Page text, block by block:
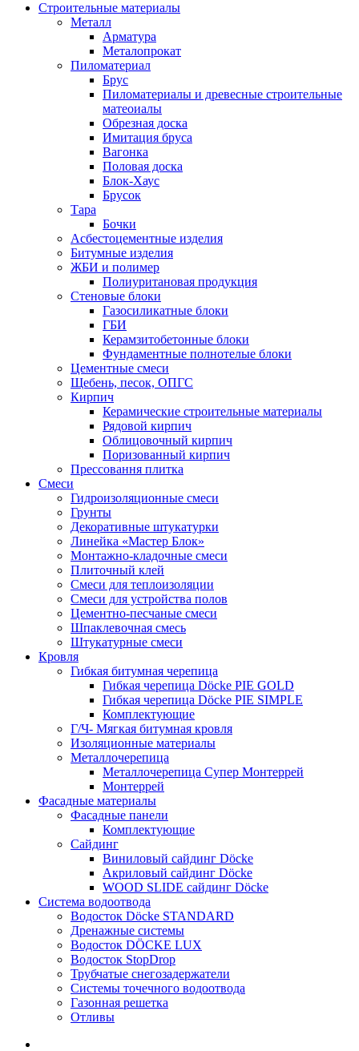
Строительные материалы
Металл
Арматура
Металопрокат
Пиломатериал
Брус
Пиломатериалы и древесные строительные
матеоиалы
Обрезная доска
Имитация бруса
Вагонка
Половая доска
Блок-Хаус
Брусок
Тара
Бочки
Асбестоцементные изделия
Битумные изделия
ЖБИ и полимер
Полиуритановая продукция
Стеновые блоки
Газосиликатные блоки
ГБИ
Керамзитобетонные блоки
Фундаментные полнотелые блоки
Цементные смеси
Щебень, песок, ОПГС
Кирпич
Керамические строительные материалы
Рядовой кирпич
Облицовочный кирпич
Поризованный кирпич
Прессовання плитка
Смеси
Гидроизоляционные смеси
Грунты
Декоративные штукатурки
Линейка «Мастер Блок»
Монтажно-кладочные смеси
Плиточный клей
Смеси для теплоизоляции
Смеси для устройства полов
Цементно-песчаные смеси
Шпаклевочная смесь
Штукатурные смеси
Кровля
Гибкая битумная черепица
Гибкая черепица Döcke PIE GOLD
Гибкая черепица Döcke PIE SIMPLE
Комплектующие
Г/Ч- Мягкая битумная кровля
Изоляционные материалы
Металлочерепица
Металлочерепица Супер Монтеррей
Монтеррей
Фасадные материалы
Фасадные панели
Комплектующие
Сайдинг
Виниловый сайдинг Döcke
Акриловый сайдинг Döcke
WOOD SLIDE сайдинг Döcke
Система водоотвода
Водосток Döcke STANDARD
Дренажные системы
Водосток DÖCKE LUX
Водосток StopDrop
Трубчатые снегозадержатели
Системы точечного водоотвода
Газонная решетка
Отливы